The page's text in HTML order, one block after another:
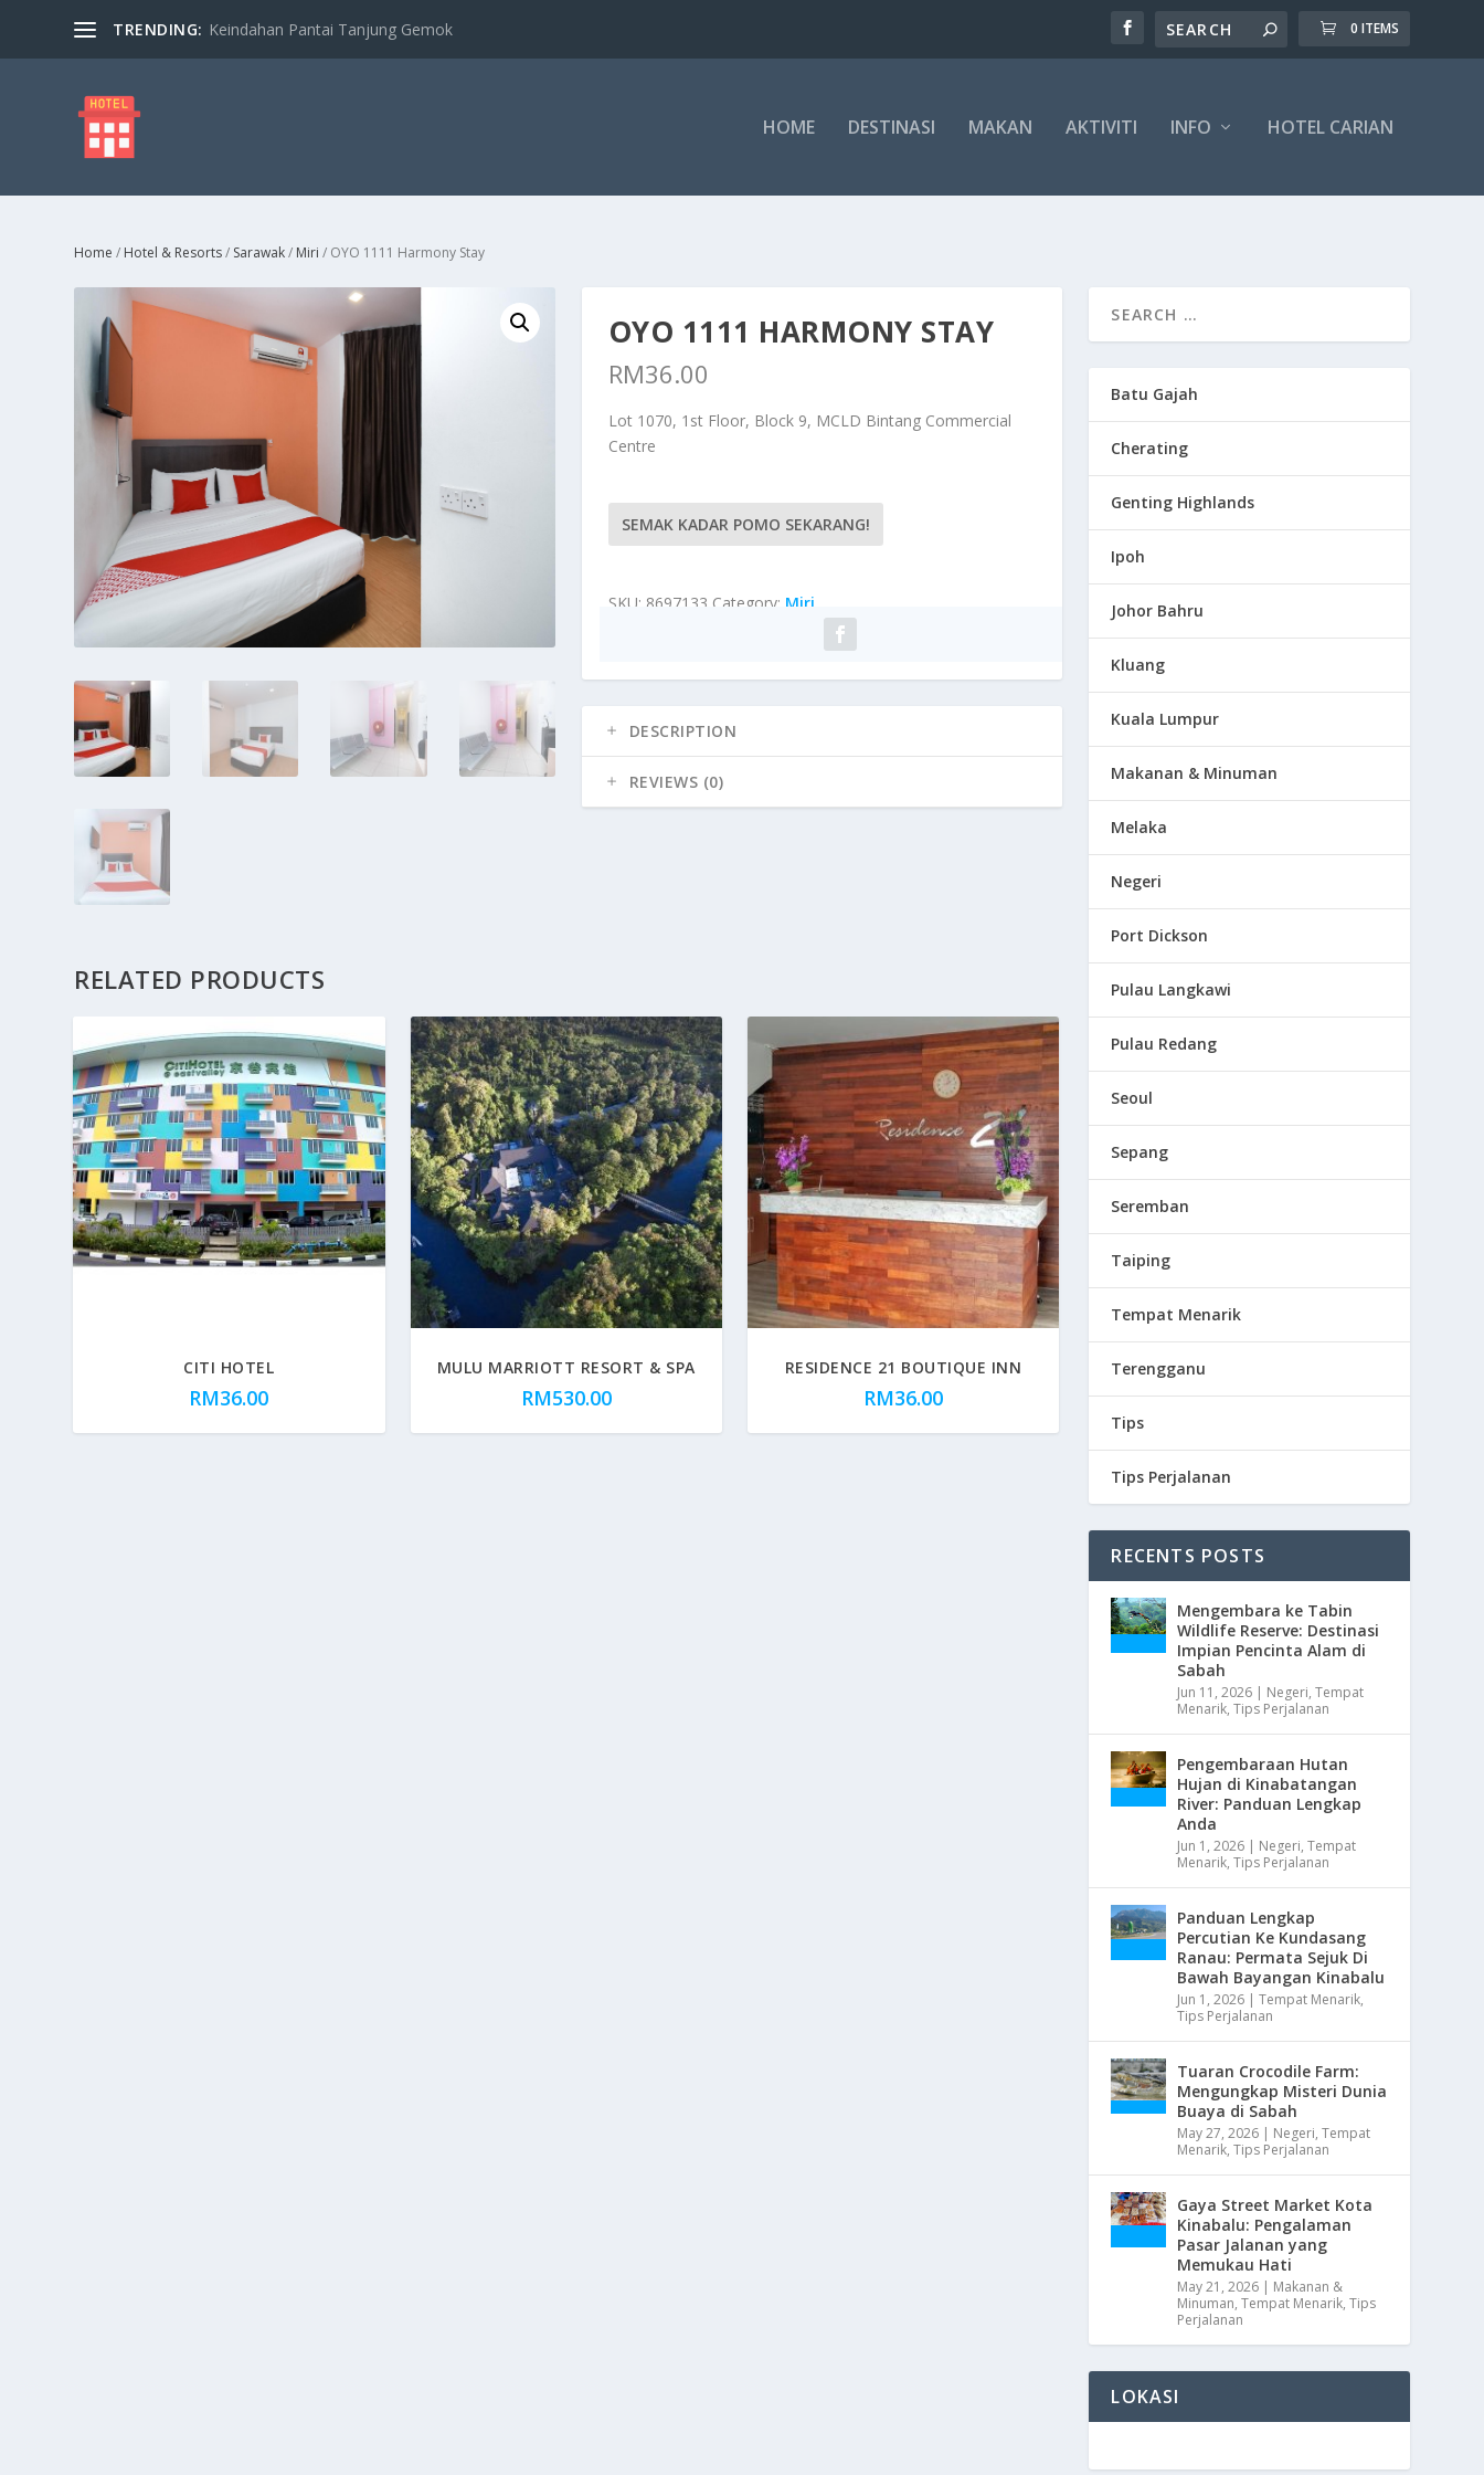
TRENDING: Chin Swee Cave Temple 0 ITEMS
HOME DESTINASI MAKAN AKTIVITI INFO HOTEL CARIAN
Home / Hotel & Resorts/ Sarawak/ Miri / OYO 1111 Harmony Stay
OYO 1111 HARMONY STAY
RM36.00
Lot 1070, 1st Floor, Block 9, MCLD Bintang Commercial
Centre
SEMAK KADAR POMO SEKARANG!
SKU: 8697133 Category: Miri
DESCRIPTION
REVIEWS (0)
RELATED PRODUCTS
CITI HOTEL
RM36.00
MULU MARRIOTT RESORT & SPA
RM530.00
RESIDENCE 21 BOUTIQUE INN
RM36.00
Batu Gajah
Cherating
Genting Highlands
Ipoh
Johor Bahru
Kluang
Kuala Lumpur
Makanan & Minuman
Melaka
Negeri
Port Dickson
Pulau Langkawi
Pulau Redang
Seoul
Sepang
Seremban
Taiping
Tempat Menarik
Terengganu
Tips
Tips Perjalanan
RECENTS POSTS
Mengembara ke Tabin
Wildlife Reserve: Destinasi
Impian Pencinta Alam di
Sabah
Jun 11, 2026 | Negeri,Tempat
Menarik,Tips Perjalanan
Pengembaraan Hutan
Hujan di Kinabatangan
River: Panduan Lengkap
Anda
Jun 1, 2026 | Negeri,Tempat
Menarik,Tips Perjalanan
Panduan Lengkap
Percutian Ke Kundasang
Ranau: Permata Sejuk Di
Bawah Bayangan Kinabalu
Jun 1, 2026 |Tempat Menarik,
Tips Perjalanan
Tuaran Crocodile Farm:
Mengungkap Misteri Dunia
Buaya di Sabah
May 27, 2026 | Negeri,Tempat
Menarik,Tips Perjalanan
Gaya Street Market Kota
Kinabalu: Pengalaman
Pasar Jalanan yang
Memukau Hati
May 21, 2026 | Makanan &
Minuman,Tempat Menarik,Tips
Perjalanan
LOKASI